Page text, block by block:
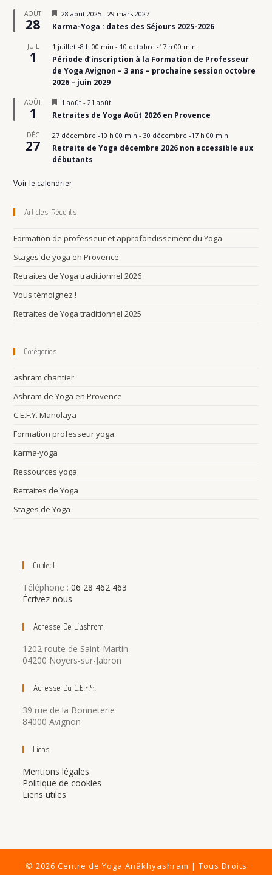
AOÛT
28
M
s
n
a
v
n
28 août 2025 -29 mars 2027
Karma-Yoga : dates des Séjours 2025-2026
JUIL
1
1 juillet -8 h 00 min - 10 octobre -17 h 00 min
Période d’inscription à la Formation de Professeur
de Yoga Avignon – 3 ans – prochaine session octobre
2026 – juin 2029
AOÛT
1
M
s
n
a
v
t
1 août -21 août
Retraites de Yoga Août 2026 en Provence
DÉC
27
27 décembre -10 h 00 min -30 décembre -17 h 00 min
Retraite de Yoga décembre 2026 non accessible aux
débutants
Voir le calendrier
Articles Récents
Formation de professeur et approfondissement du Yoga
Stages de yoga en Provence
Retraites de Yoga traditionnel 2026
Vous témoignez !
Retraites de Yoga traditionnel 2025
Catégories
ashram chantier
Ashram de Yoga en Provence
C.E.F.Y. Manolaya
Formation professeur yoga
karma-yoga
Ressources yoga
Retraites de Yoga
Stages de Yoga
Contact
Téléphone :06 28 462 463
Écrivez-nous
Adresse De L’ashram
1202 route de Saint-Martin
04200 Noyers-sur-Jabron
Adresse Du C.E.F.Y.
39 rue de la Bonneterie
84000 Avignon
Liens
Mentions légales
Politique de cookies
Liens utiles
© 2026 Centre de Yoga Anâkhyashram | Tous Droits